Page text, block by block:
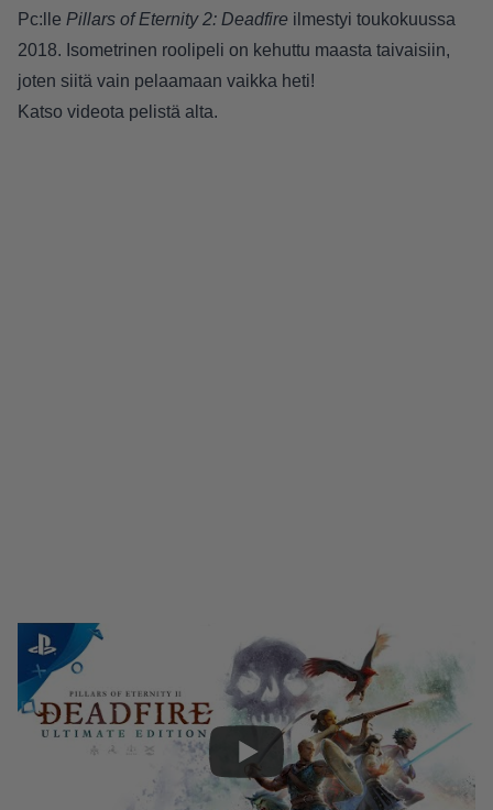
Pc:lle Pillars of Eternity 2: Deadfire ilmestyi toukokuussa
2018. Isometrinen roolipeli on kehuttu maasta taivaisiin,
joten siitä vain pelaamaan vaikka heti!
Katso videota pelistä alta.